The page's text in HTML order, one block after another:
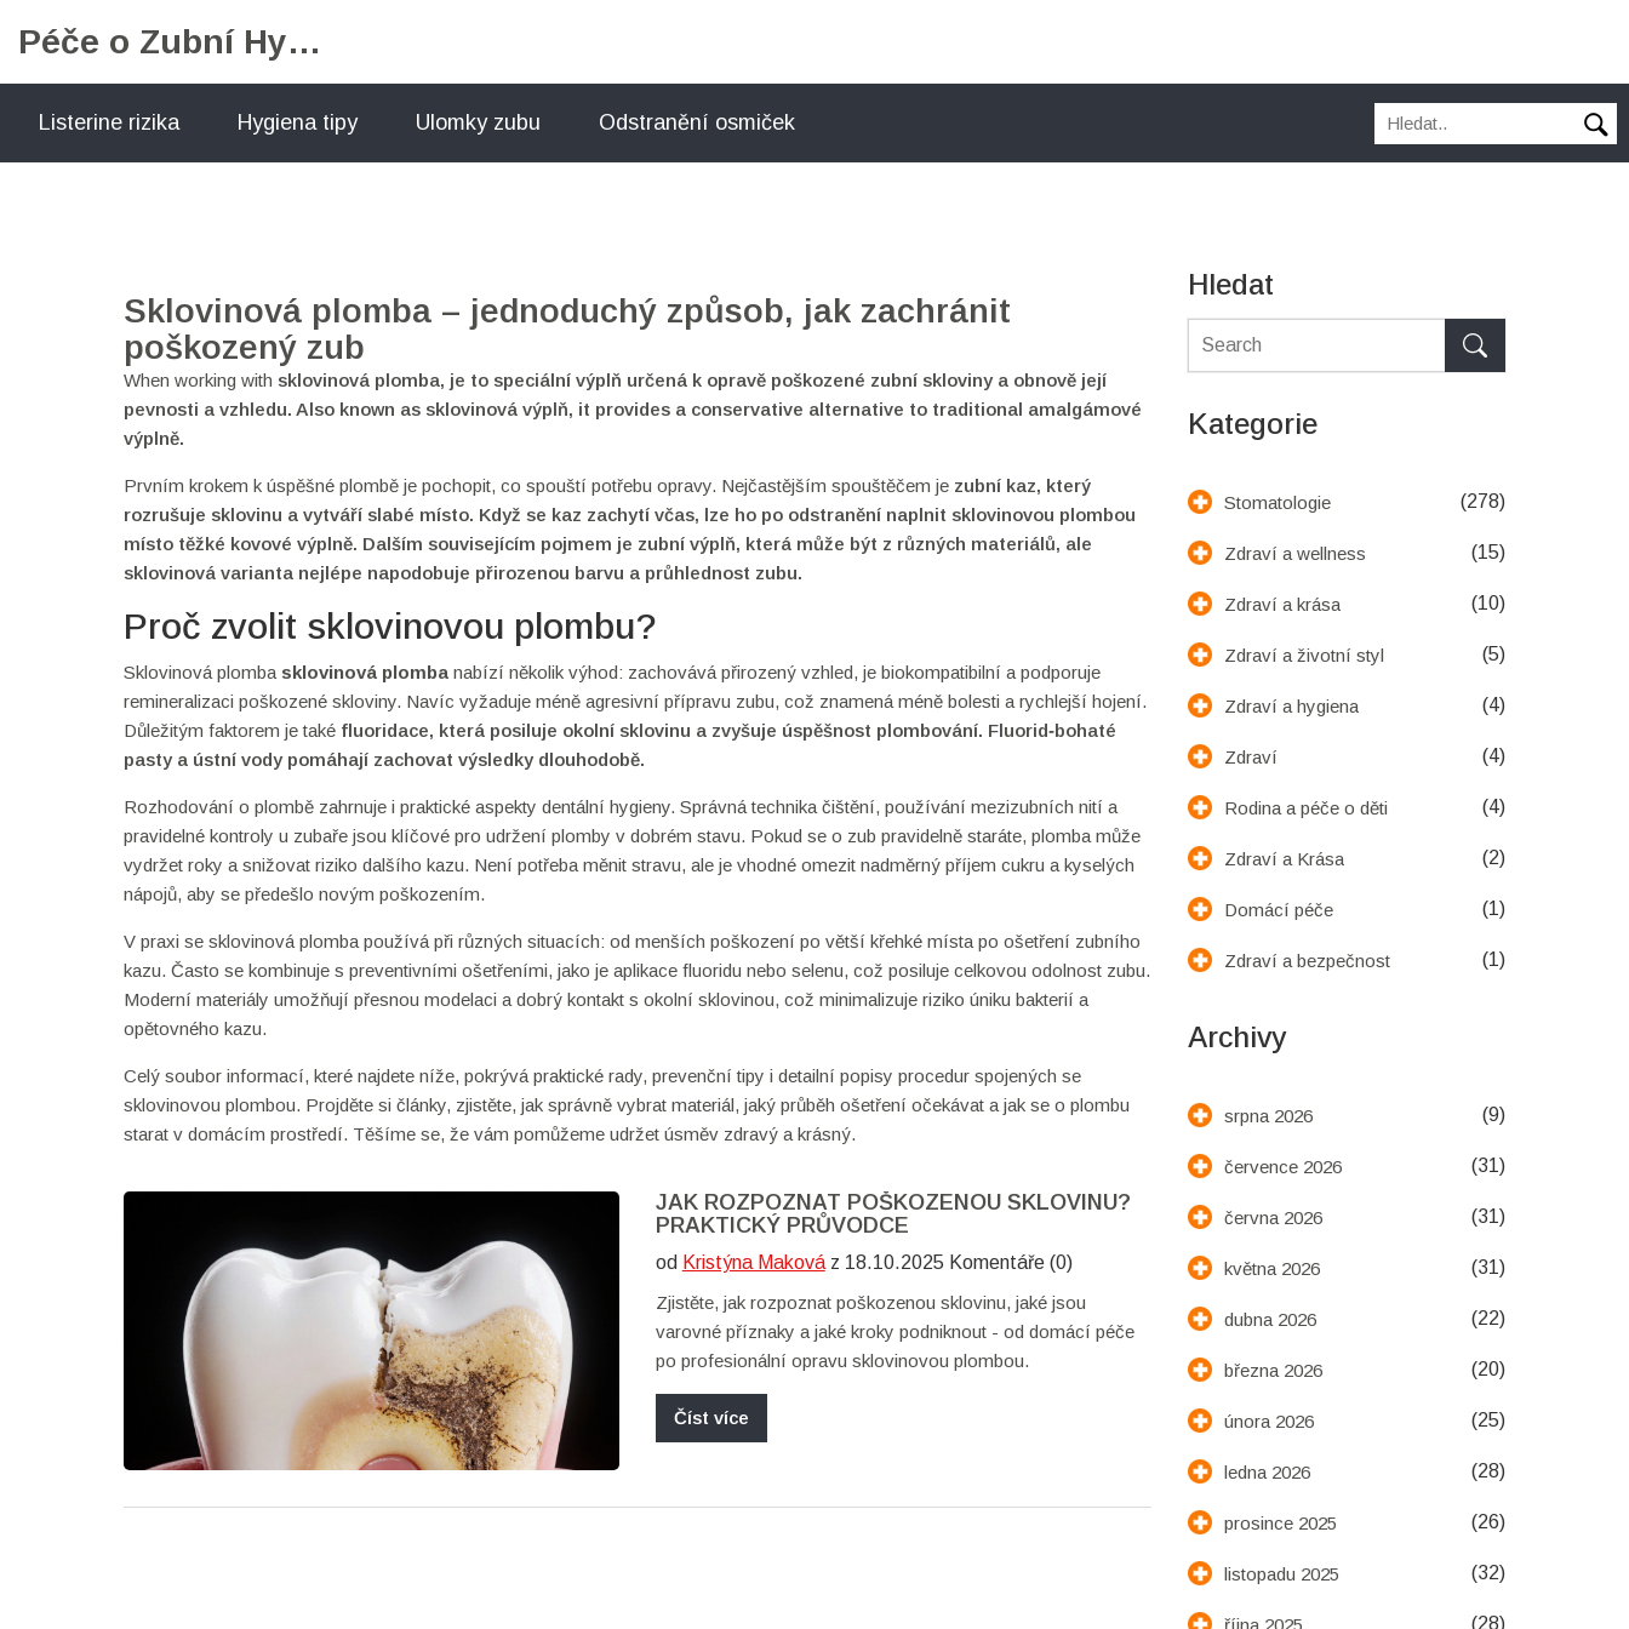
Péče o Zubní Hygienu
Listerine rizika Hygiena tipy Ulomky zubu Odstranění osmiček
Sklovinová plomba – jednoduchý způsob, jak zachránit
poškozený zub
When working with sklovinová plomba, je to speciální výplň určená k opravě poškozené zubní skloviny a obnově její
pevnosti a vzhledu. Also known as sklovinová výplň, it provides a conservative alternative to traditional amalgámové
výplně.
Prvním krokem k úspěšné plombě je pochopit, co spouští potřebu opravy. Nejčastějším spouštěčem je zubní kaz, který
rozrušuje sklovinu a vytváří slabé místo. Když se kaz zachytí včas, lze ho po odstranění naplnit sklovinovou plombou
místo těžké kovové výplně. Dalším souvisejícím pojmem je zubní výplň, která může být z různých materiálů, ale
sklovinová varianta nejlépe napodobuje přirozenou barvu a průhlednost zubu.
Proč zvolit sklovinovou plombu?
Sklovinová plomba sklovinová plomba nabízí několik výhod: zachovává přirozený vzhled, je biokompatibilní a podporuje
remineralizaci poškozené skloviny. Navíc vyžaduje méně agresivní přípravu zubu, což znamená méně bolesti a rychlejší hojení.
Důležitým faktorem je také fluoridace, která posiluje okolní sklovinu a zvyšuje úspěšnost plombování. Fluorid‑bohaté
pasty a ústní vody pomáhají zachovat výsledky dlouhodobě.
Rozhodování o plombě zahrnuje i praktické aspekty dentální hygieny. Správná technika čištění, používání mezizubních nití a
pravidelné kontroly u zubaře jsou klíčové pro udržení plomby v dobrém stavu. Pokud se o zub pravidelně staráte, plomba může
vydržet roky a snižovat riziko dalšího kazu. Není potřeba měnit stravu, ale je vhodné omezit nadměrný příjem cukru a kyselých
nápojů, aby se předešlo novým poškozením.
V praxi se sklovinová plomba používá při různých situacích: od menších poškození po větší křehké místa po ošetření zubního
kazu. Často se kombinuje s preventivními ošetřeními, jako je aplikace fluoridu nebo selenu, což posiluje celkovou odolnost zubu.
Moderní materiály umožňují přesnou modelaci a dobrý kontakt s okolní sklovinou, což minimalizuje riziko úniku bakterií a
opětovného kazu.
Celý soubor informací, které najdete níže, pokrývá praktické rady, prevenční tipy i detailní popisy procedur spojených se
sklovinovou plombou. Projděte si články, zjistěte, jak správně vybrat materiál, jaký průběh ošetření očekávat a jak se o plombu
starat v domácím prostředí. Těšíme se, že vám pomůžeme udržet úsměv zdravý a krásný.
JAK ROZPOZNAT POŠKOZENOU SKLOVINU?
PRAKTICKÝ PRŮVODCE
od Kristýna Makováz 18.10.2025 Komentáře (0)
Zjistěte, jak rozpoznat poškozenou sklovinu, jaké jsou
varovné příznaky a jaké kroky podniknout - od domácí péče
po profesionální opravu sklovinovou plombou.
Číst více
Hledat
Kategorie
Stomatologie (278)
Zdraví a wellness (15)
Zdraví a krása (10)
Zdraví a životní styl (5)
Zdraví a hygiena (4)
Zdraví (4)
Rodina a péče o děti (4)
Zdraví a Krása (2)
Domácí péče (1)
Zdraví a bezpečnost (1)
Archivy
srpna 2026 (9)
července 2026 (31)
června 2026 (31)
května 2026 (31)
dubna 2026 (22)
března 2026 (20)
února 2026 (25)
ledna 2026 (28)
prosince 2025 (26)
listopadu 2025 (32)
října 2025 (28)